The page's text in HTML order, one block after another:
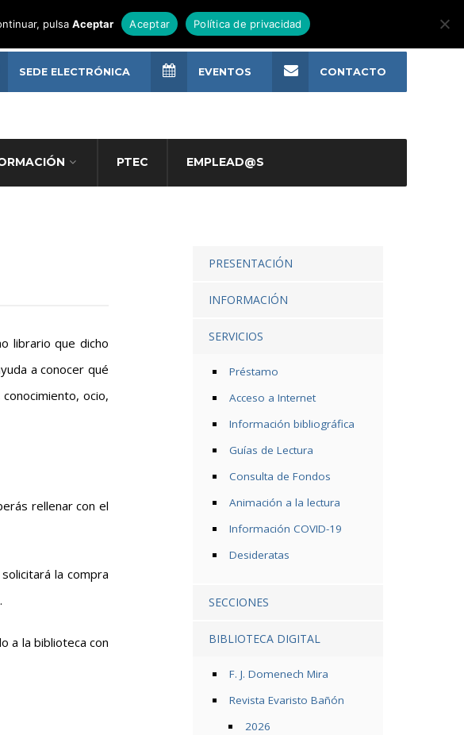
PTEC EMPLEAD@S
SEDE ELECTRÓNICA EVENTOS CONTACTO
librario que dicho
a conocer qué
ocio,
rellenar con el
la compra
a la biblioteca con
PRESENTACIÓN
INFORMACIÓN
SERVICIOS
Préstamo
Acceso a Internet
Información bibliográfica
Guías de Lectura
Consulta de Fondos
Animación a la lectura
Información COVID-19
Desideratas
SECCIONES
BIBLIOTECA DIGITAL
F. J. Domenech Mira
Revista Evaristo Bañón
2026
pulsaAceptar Aceptar Política de privacidad